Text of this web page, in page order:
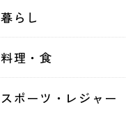
暮らし
料理・食
スポーツ・レジャー